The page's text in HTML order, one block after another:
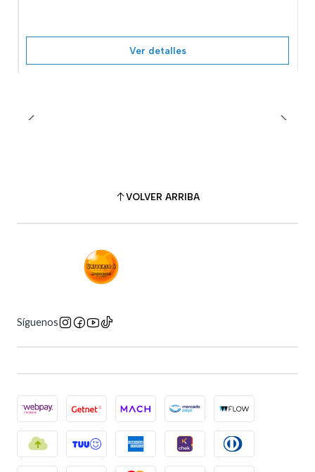
Ver detalles
VOLVER ARRIBA
Síguenos